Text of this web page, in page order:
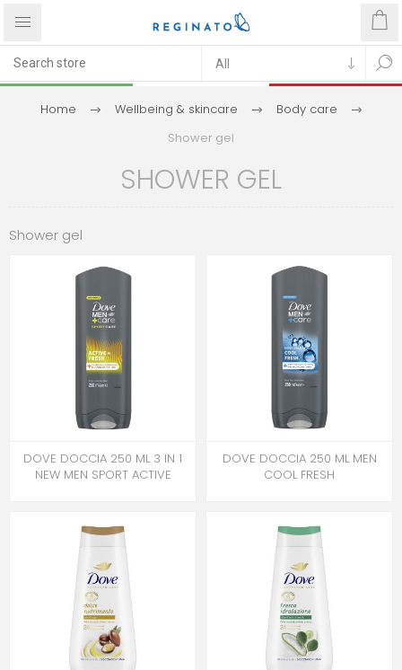
Home Wellbeing & skincare
Body care
Shower gel
SHOWER GEL
Shower gel
DOVE DOCCIA 250 ML 3 IN 1
NEW MEN SPORT ACTIVE
DOVE DOCCIA 250 ML MEN
COOL FRESH